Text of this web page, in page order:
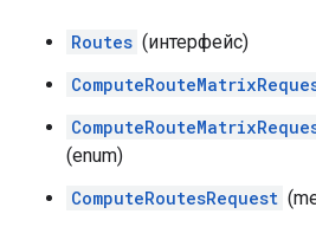
Routes (интерфейс)
(enum)
ComputeRoutesRequest